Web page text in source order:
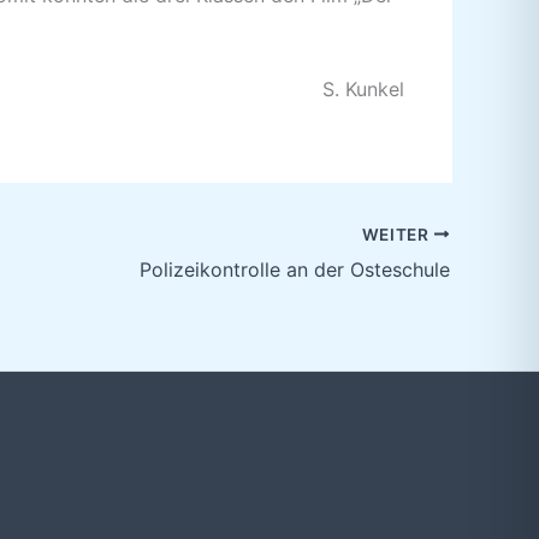
S. Kunkel
WEITER
Polizeikontrolle an der Osteschule